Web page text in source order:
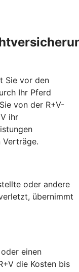
Sie vor den
Ihr Pferd
von der R+V-
ihr
Verträge.
oder andere
übernimmt
einen
die Kosten bis